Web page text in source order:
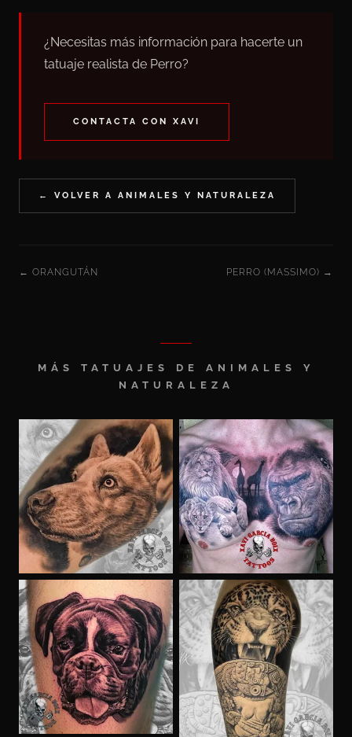
¿Necesitas más información para hacerte un
tatuaje realista de Perro?
CONTACTA CON XAVI
← VOLVER A ANIMALES Y NATURALEZA
← ORANGUTÁN PERRO (MASSIMO) →
MÁS TATUAJES DE ANIMALES Y
NATURALEZA